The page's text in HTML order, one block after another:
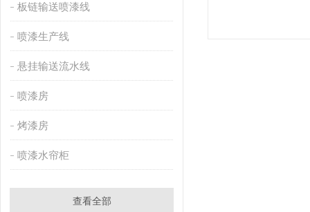
板链输送喷漆线
喷漆生产线
悬挂输送流水线
喷漆房
烤漆房
喷漆水帘柜
查看全部